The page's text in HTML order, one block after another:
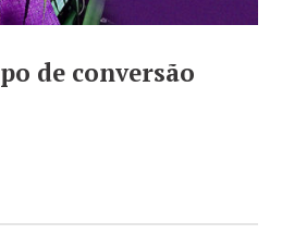
de conversão